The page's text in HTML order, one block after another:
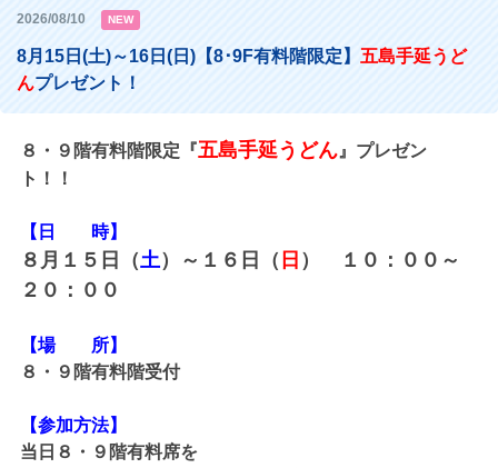
2026/08/10 NEW
8月15日(土)～16日(日)【8･9F有料階限定】 五島手延うど
んプレゼント！
８・９階有料階限定『五島手延うどん』プレゼン
ト！！
【日 時】
８月１５日（土）～１６日（ 日 ） １０：００～
２０：００
【場 所】
８・９階有料階受付
【参加方法】
当日８・９階有料席を